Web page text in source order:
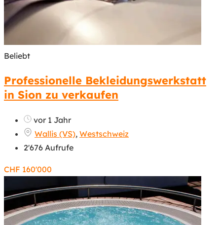
Beliebt
Professionelle Bekleidungswerkstatt
in Sion zu verkaufen
vor 1 Jahr
Wallis (VS), Westschweiz
2'676 Aufrufe
CHF 160'000